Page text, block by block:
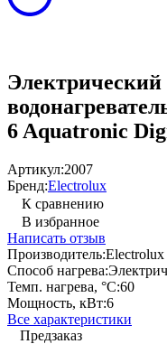
6 Aquatronic
Артикул:2007
Бренд:Electrolux
К сравнению
В избранное
Написать отзыв
Производитель:Electrolux
Способ нагрева:
Темп. нагрева, °С:60
Мощность, кВт:6
Все характеристики
Предзаказ